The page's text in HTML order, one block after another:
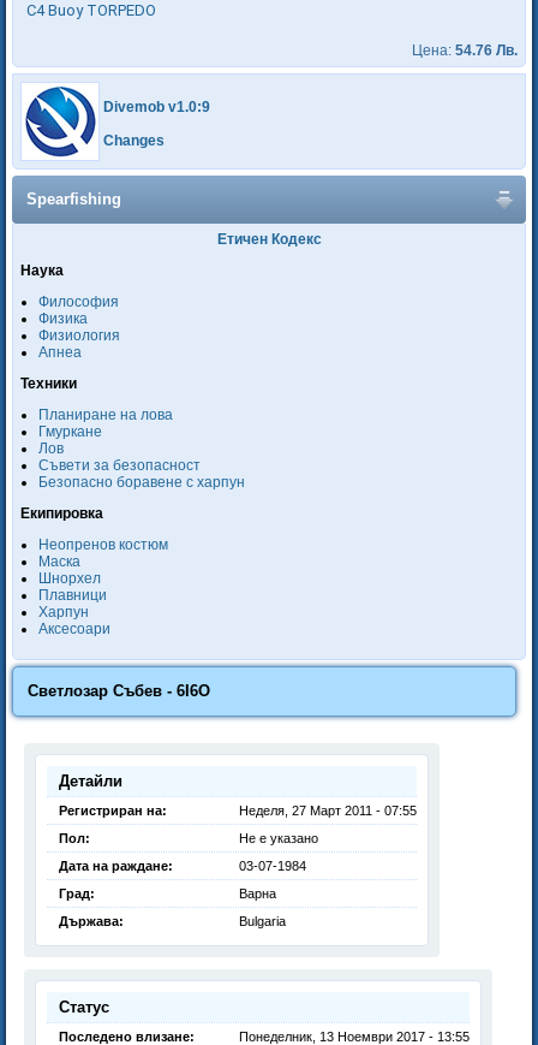
C4 Buoy TORPEDO
Цена: 54.76 Лв.
Divemob v1.0:9
Changes
Spearfishing
Етичен Кодекс
Наука
Философия
Физика
Физиология
Апнеа
Техники
Планиране на лова
Гмуркане
Лов
Съвети за безопасност
Безопасно боравене с харпун
Екипировка
Неопренов костюм
Маска
Шнорхел
Плавници
Харпун
Аксесоари
Светлозар Събев - 6I6O
Детайли
Регистриран на:
Неделя, 27 Март 2011 - 07:55
Пол:
Не е указано
Дата на раждане:
03-07-1984
Град:
Варна
Държава:
Bulgaria
Статус
Последено влизане:
Понеделник, 13 Ноември 2017 - 13:55